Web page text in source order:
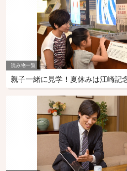
読み物一覧
親子一緒に見学！夏休みは江崎記